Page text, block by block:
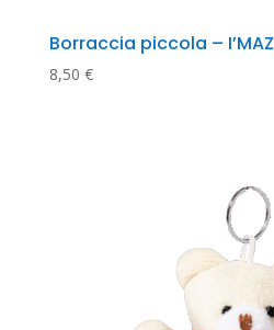
Borraccia piccola – I’MAZ
8,50 €